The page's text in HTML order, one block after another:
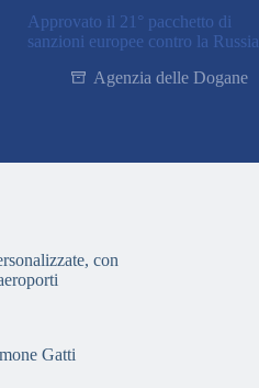
Approvato il 21° pacchetto di
sanzioni europee contro la Russia
Agenzia delle Dogane
con
Gatti